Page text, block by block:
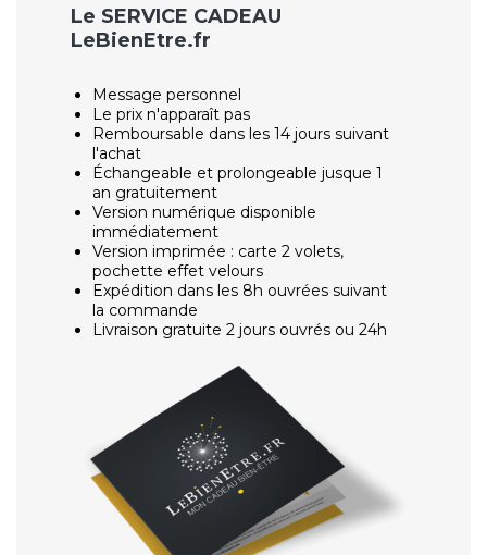
Le SERVICE CADEAU
LeBienEtre.fr
Message personnel
Le prix n'apparaît pas
Remboursable dans les 14 jours suivant
l'achat
Échangeable et prolongeable jusque 1
an gratuitement
Version numérique disponible
immédiatement
Version imprimée : carte 2 volets,
pochette effet velours
Expédition dans les 8h ouvrées suivant
la commande
Livraison gratuite 2 jours ouvrés ou 24h